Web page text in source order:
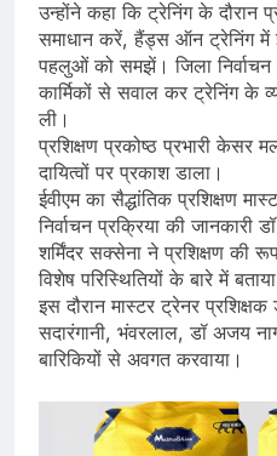
उन्होंने कहा कि ट्रेनिंग के
समाधान करें, हैंड्स ऑन ट्रेनिंग में
पहलुओं को समझें। जिला निर्वाचन
कार्मिकों से सवाल कर ट्रेनिंग के
ली।
प्रशिक्षण प्रकोष्ठ प्रभारी केसर
दायित्वों पर प्रकाश डाला।
ईवीएम का सैद्धांतिक प्रशिक्षण
निर्वाचन प्रक्रिया की जानकारी
शर्मिंदर सक्सेना ने प्रशिक्षण की
विशेष परिस्थितियों के बारे में
इस दौरान मास्टर ट्रेनर प्रशिक्षक
सदारंगानी, भंवरलाल, डॉ अजय
बारिकियों से अवगत करवाया।